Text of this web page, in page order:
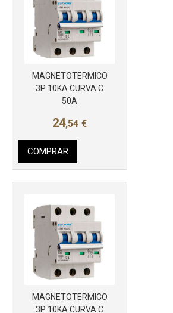
MAGNETOTERMICO
3P 10KA CURVA C
50A
24,54 €
COMPRAR
MAGNETOTERMICO
3P 10KA CURVA C
Más info
Más info